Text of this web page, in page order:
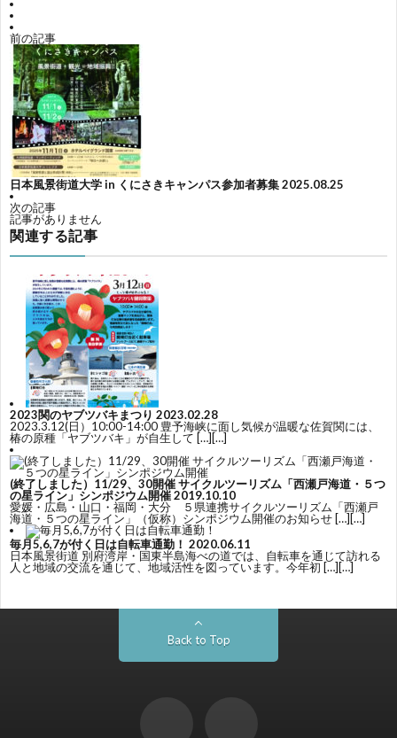
前の記事
日本風景街道大学 in くにさきキャンパス参加者募集2025.08.25
次の記事
記事がありません
関連する記事
2023関のヤブツバキまつり 2023.02.28
2023.3.12(日）10:00-14:00 豊予海峡に面し気候が温暖な佐賀関には、
椿の原種「ヤブツバキ」が自生して […][…]
(終了しました）11/29、30開催 サイクルツーリズム「西瀬戸海道・５つ
の星ライン」シンポジウム開催2019.10.10
愛媛・広島・山口・福岡・大分 ５県連携サイクルツーリズム「西瀬戸
海道・５つの星ライン」（仮称）シンポジウム開催のお知らせ […][…]
毎月5,6,7が付く日は自転車通勤！ 2020.06.11
日本風景街道 別府湾岸・国東半島海べの道では、自転車を通じて訪れる
人と地域の交流を通じて、地域活性を図っています。今年初 […][…]
Back to Top